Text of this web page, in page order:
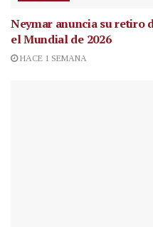
Neymar anuncia su retiro
el Mundial de 2026
HACE 1 SEMANA